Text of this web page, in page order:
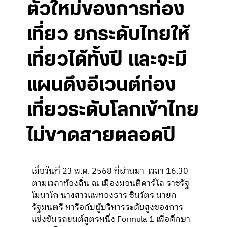
ตัวใหม่ของการท่อง
เที่ยว ยกระดับไทยให้
เที่ยวได้ทั้งปี และจะมี
แผนดึงอีเวนต์ท่อง
เที่ยวระดับโลกเข้าไทย
ไม่ขาดสายตลอดปี
เมื่อวันที่ 23 พ.ค. 2568 ที่ผ่านมา เวลา 16.30
ตามเวลาท้องถิ่น ณ เมืองมอนติคาร์โล ราชรัฐ
โมนาโก นางสาวแพทองธาร ชินวัตร นายก
รัฐมนตรี หารือกับผู้บริหารระดับสูงของการ
แข่งขันรถยนต์สูตรหนึ่ง Formula 1 เพื่อศึกษา